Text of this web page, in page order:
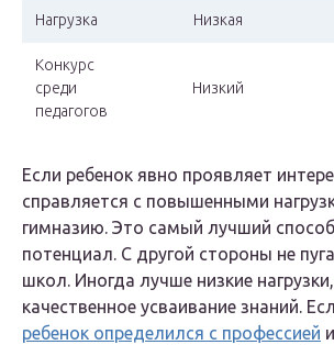
Нагрузка Низкая
Конкурс
среди
педагогов
Низкий
Если ребенок явно проявляет
справляется с повышенными
гимназию. Это самый лучший
потенциал. С другой стороны не
школ. Иногда лучше низкие
качественное усваивание знаний.
ребенок определился с профессией